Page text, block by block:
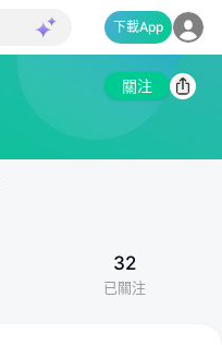
下載App
關注
32
已關注